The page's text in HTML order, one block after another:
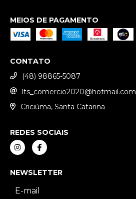
MEIOS DE PAGAMENTO
CONTATO
(48) 98865-5087
lts_comercio2020@hotmail.com
Criciúma, Santa Catarina
REDES SOCIAIS
NEWSLETTER